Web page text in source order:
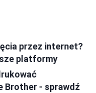
przez internet?
platformy
Brother - sprawdź